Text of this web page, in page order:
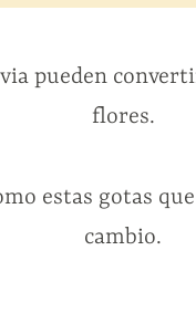
pueden
flores.
estas gotas
cambio.